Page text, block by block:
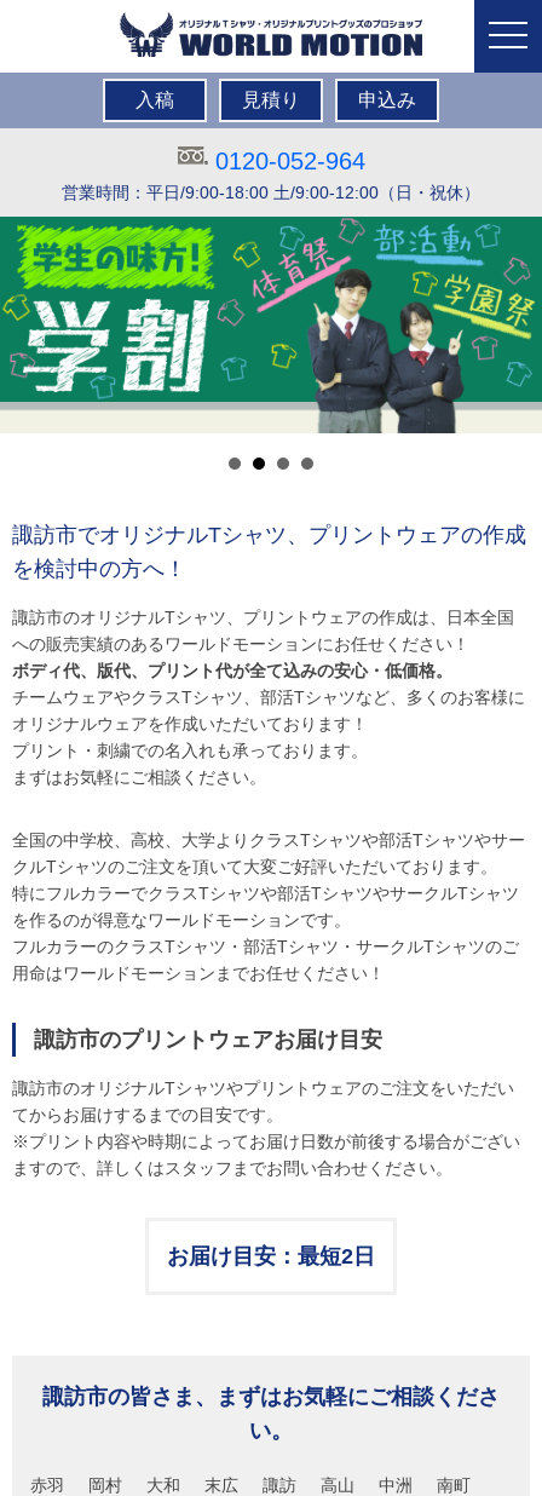
入稿 見積り 申込み
0120-052-964
営業時間：平日/9:00-18:00 土/9:00-12:00（日・祝休）
諏訪市でオリジナルTシャツ、プリントウェアの作成
を検討中の方へ！
諏訪市のオリジナルTシャツ、プリントウェアの作成は、日本全国
への販売実績のあるワールドモーションにお任せください！
ボディ代、版代、プリント代が全て込みの安心・低価格。
チームウェアやクラスTシャツ、部活Tシャツなど、多くのお客様に
オリジナルウェアを作成いただいております！
プリント・刺繍での名入れも承っております。
まずはお気軽にご相談ください。
全国の中学校、高校、大学よりクラスTシャツや部活Tシャツやサー
クルTシャツのご注文を頂いて大変ご好評いただいております。
特にフルカラーでクラスTシャツや部活TシャツやサークルTシャツ
を作るのが得意なワールドモーションです。
フルカラーのクラスTシャツ・部活Tシャツ・サークルTシャツのご
用命はワールドモーションまでお任せください！
諏訪市のプリントウェアお届け目安
諏訪市のオリジナルTシャツやプリントウェアのご注文をいただい
てからお届けするまでの目安です。
※プリント内容や時期によってお届け日数が前後する場合がござい
ますので、詳しくはスタッフまでお問い合わせください。
お届け目安：最短2日
諏訪市の皆さま、まずはお気軽にご相談くださ
い。
赤羽 岡村 大和 末広 諏訪 高山 中洲
南町